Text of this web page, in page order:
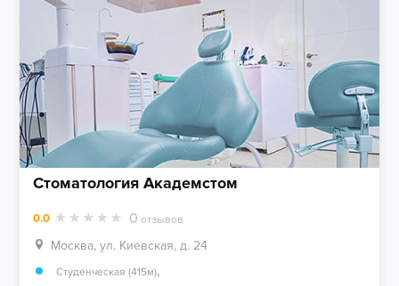
Стоматология Академстом
0.0 0 отзывов
Москва, ул. Киевская, д. 24
Студенческая (415м),